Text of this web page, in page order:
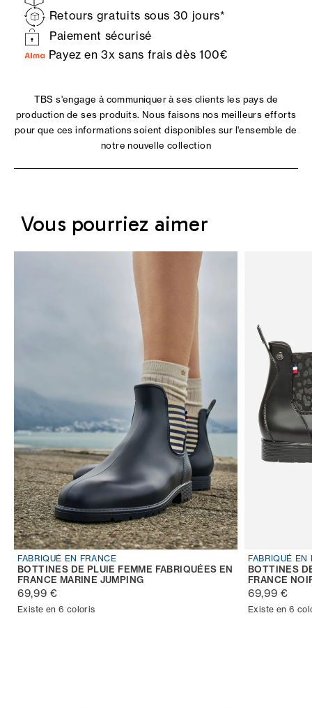
Retours gratuits sous 30 jours*
Paiement sécurisé
Payez en 3x sans frais dès 100€
TBS s'engage à communiquer à ses clients les pays de
production de ses produits. Nous faisons nos meilleurs efforts
pour que ces informations soient disponibles sur l'ensemble de
notre nouvelle collection
Vous pourriez aimer
FABRIQUÉ EN FRANCE
BOTTINES DE PLUIE FEMME FABRIQUÉES EN
FRANCE MARINE JUMPING
69,99 €
Existe en 6 coloris
FABRIQUÉ EN
BOTTINES
FRANCE
69,99 €
Existe en 6